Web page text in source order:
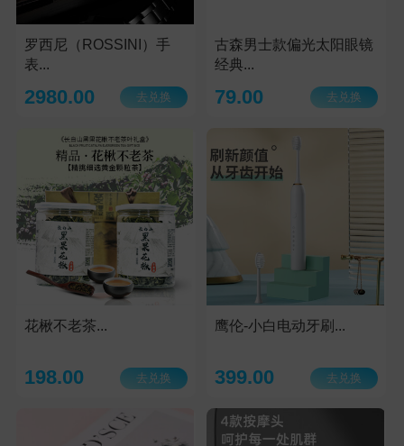
罗西尼（ROSSINI）手
表...
2980.00 去兑换
古森男士款偏光太阳眼镜
经典...
79.00 去兑换
花楸不老茶...
198.00 去兑换
鹰伦-小白电动牙刷...
399.00 去兑换